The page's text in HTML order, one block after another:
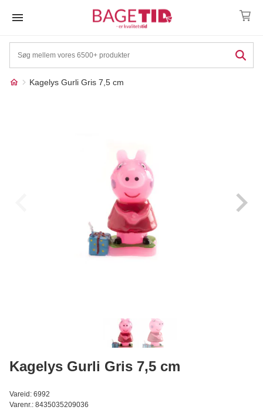
Kagelys Gurli Gris 7,5 cm
Læg i kurv
Kagelys Gurli Gris 7,5 cm
Vareid: 6992
Varenr.: 8435035209036